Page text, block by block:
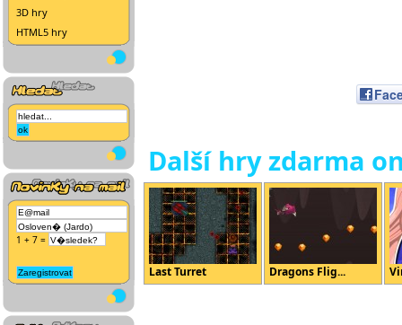
3D hry
HTML5 hry
1 + 7 =
Další hry zdarma
Last Turret Dragons Flig...